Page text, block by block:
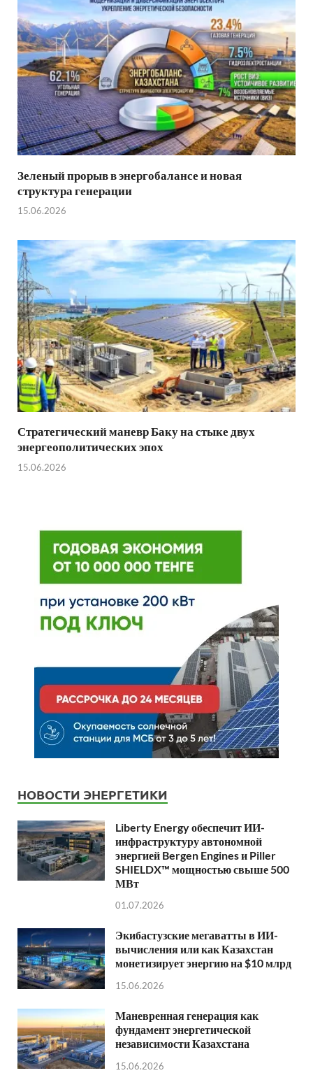
Зеленый прорыв в энергобалансе и новая
структура генерации
15.06.2026
Стратегический маневр Баку на стыке двух
энергеополитических эпох
15.06.2026
НОВОСТИ ЭНЕРГЕТИКИ
Liberty Energy обеспечит ИИ-
инфраструктуру автономной
энергией Bergen Engines и Piller
SHIELDX™ мощностью свыше 500
МВт
01.07.2026
Экибастузские мегаватты в ИИ-
вычисления или как Казахстан
монетизирует энергию на $10 млрд
15.06.2026
Маневренная генерация как
фундамент энергетической
независимости Казахстана
15.06.2026